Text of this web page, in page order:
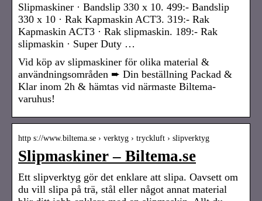
Slipmaskiner · Bandslip 330 x 10. 499:- Bandslip
330 x 10 · Rak Kapmaskin ACT3. 319:- Rak
Kapmaskin ACT3 · Rak slipmaskin. 189:- Rak
slipmaskin · Super Duty …
Vid köp av slipmaskiner för olika material &
användningsområden ➨ Din beställning Packad &
Klar inom 2h & hämtas vid närmaste Biltema-
varuhus!
http s://www.biltema.se › verktyg › tryckluft › slipverktyg
Slipmaskiner – Biltema.se
Ett slipverktyg gör det enklare att slipa. Oavsett om
du vill slipa på trä, stål eller något annat material